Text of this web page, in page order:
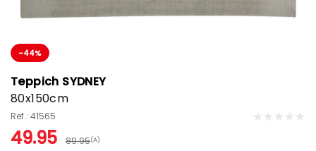
-44%
Teppich SYDNEY
80x150cm
Ref.: 41565
49.95 89.95(A)